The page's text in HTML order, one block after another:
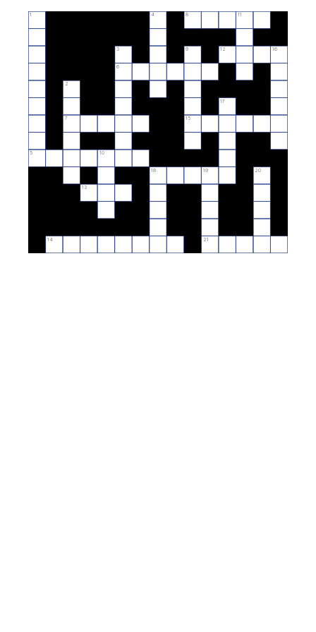
1 4 8 11
3 9 12 16
6
2
17
7 15
5 10
18 19 20
13
14 21